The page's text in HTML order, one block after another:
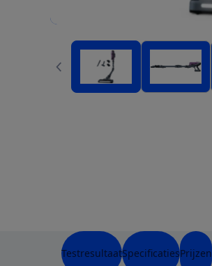
TestresultaatSpecificatiesPrijzen